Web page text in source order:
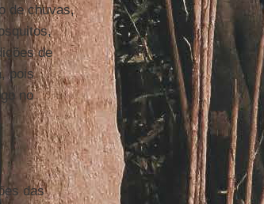
de chuvas,
de
pois
no
das